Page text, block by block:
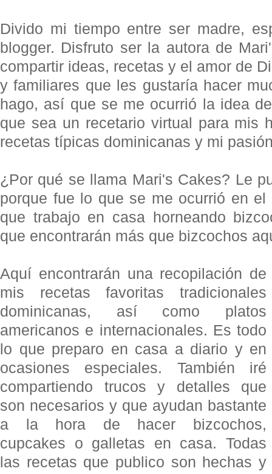
Divido mi tiempo entre ser madre,
blogger. Disfruto ser la autora de
compartir ideas, recetas y el amor de
y familiares que les gustaría hacer
hago, así que se me ocurrió la idea
que sea un recetario virtual para mis
recetas típicas dominicanas y mi
¿Por qué se llama Mari's Cakes? Le
porque fue lo que se me ocurrió en
que trabajo en casa horneando
que encontrarán más que bizcochos
Aquí encontrarán una recopilación de
mis recetas favoritas tradicionales
dominicanas, así como platos
americanos e internacionales. Es todo
lo que preparo en casa a diario y en
ocasiones especiales. También iré
compartiendo trucos y detalles que
son necesarios y que ayudan bastante
a la hora de hacer bizcochos,
cupcakes o galletas en casa. Todas
las recetas que publico son hechas y